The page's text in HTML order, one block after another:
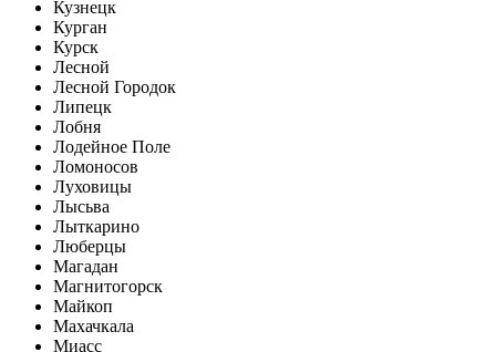
Кузнецк
Курган
Курск
Лесной
Лесной Городок
Липецк
Лобня
Лодейное Поле
Ломоносов
Луховицы
Лысьва
Лыткарино
Люберцы
Магадан
Магнитогорск
Майкоп
Махачкала
Миасс